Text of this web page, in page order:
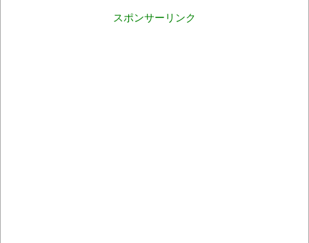
スポンサーリンク